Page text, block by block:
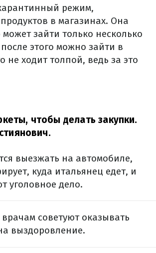
режим,
в магазинах. Она
зайти только несколько
этого можно зайти в
ходит толпой, ведь за это
чтобы делать закупки.
выезжать на автомобиле,
куда итальянец едет, и
уголовное дело.
советуют оказывать
выздоровление.